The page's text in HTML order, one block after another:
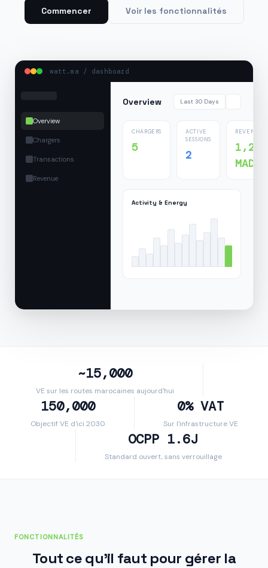
Commencer Voir les fonctionnalités
watt.ma / dashboard
Overview
Chargers
Transactions
Revenue
Overview Last 30 Days
CHARGERS
5
ACTIVE
SESSIONS
2
REVENUE
1,240
MAD
Activity & Energy
~15,000
VE sur les routes marocaines aujourd'hui
150,000
Objectif VE d'ici 2030
0% VAT
Sur l'infrastructure VE
OCPP 1.6J
Standard ouvert, sans verrouillage
FONCTIONNALITÉS
Tout ce qu'il faut pour gérer la